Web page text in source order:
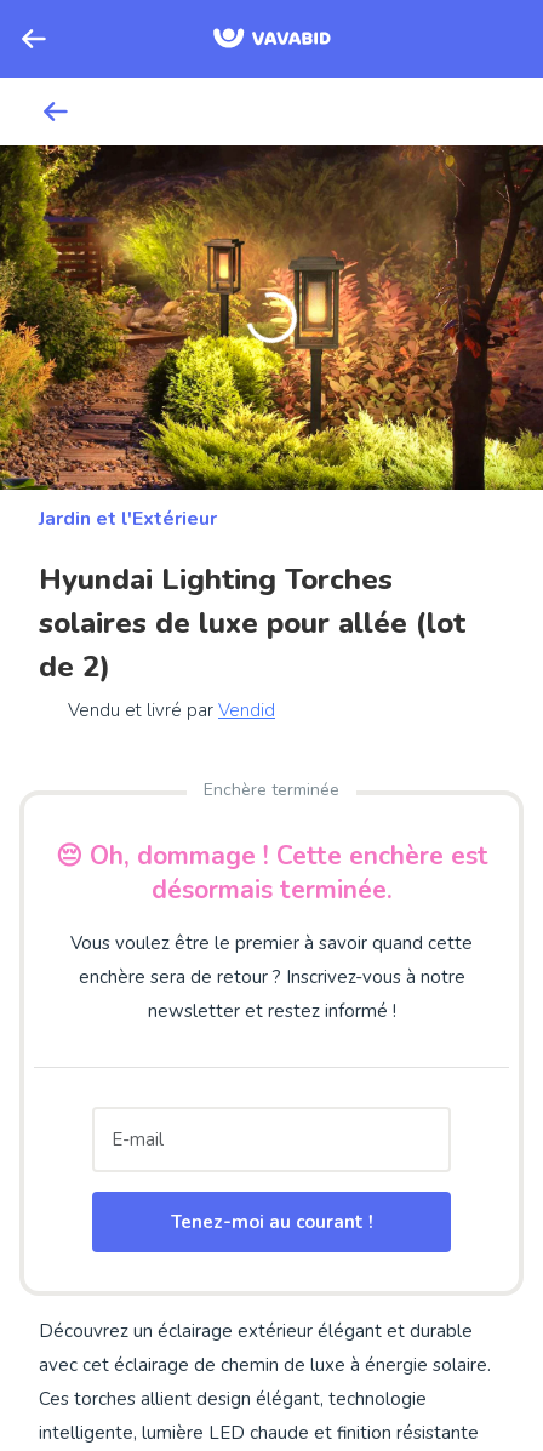
Jardin et l'Extérieur
Hyundai Lighting Torches
solaires de luxe pour allée (lot
de 2)
Vendu et livré par Vendid
Enchère terminée
😔 Oh, dommage ! Cette enchère est
désormais terminée.
Vous voulez être le premier à savoir quand cette
enchère sera de retour ? Inscrivez-vous à notre
newsletter et restez informé !
Tenez-moi au courant !
Découvrez un éclairage extérieur élégant et durable
avec cet éclairage de chemin de luxe à énergie solaire.
Ces torches allient design élégant, technologie
intelligente, lumière LED chaude et finition résistante